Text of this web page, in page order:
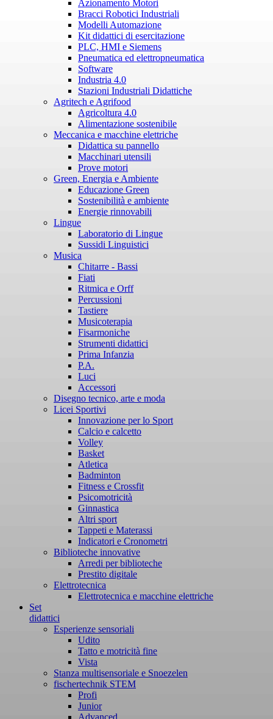
Azionamento Motori
Bracci Robotici Industriali
Modelli Automazione
Kit didattici di esercitazione
PLC, HMI e Siemens
Pneumatica ed elettropneumatica
Software
Industria 4.0
Stazioni Industriali Didattiche
Agritech e Agrifood
Agricoltura 4.0
Alimentazione sostenibile
Meccanica e macchine elettriche
Didattica su pannello
Macchinari utensili
Prove motori
Green, Energia e Ambiente
Educazione Green
Sostenibilità e ambiente
Energie rinnovabili
Lingue
Laboratorio di Lingue
Sussidi Linguistici
Musica
Chitarre - Bassi
Fiati
Ritmica e Orff
Percussioni
Tastiere
Musicoterapia
Fisarmoniche
Strumenti didattici
Prima Infanzia
P.A.
Luci
Accessori
Disegno tecnico, arte e moda
Licei Sportivi
Innovazione per lo Sport
Calcio e calcetto
Volley
Basket
Atletica
Badminton
Fitness e Crossfit
Psicomotricità
Ginnastica
Altri sport
Tappeti e Materassi
Indicatori e Cronometri
Biblioteche innovative
Arredi per biblioteche
Prestito digitale
Elettrotecnica
Elettrotecnica e macchine elettriche
Set
didattici
Esperienze sensoriali
Udito
Tatto e motricità fine
Vista
Stanza multisensoriale e Snoezelen
fischertechnik STEM
Profi
Junior
Advanced